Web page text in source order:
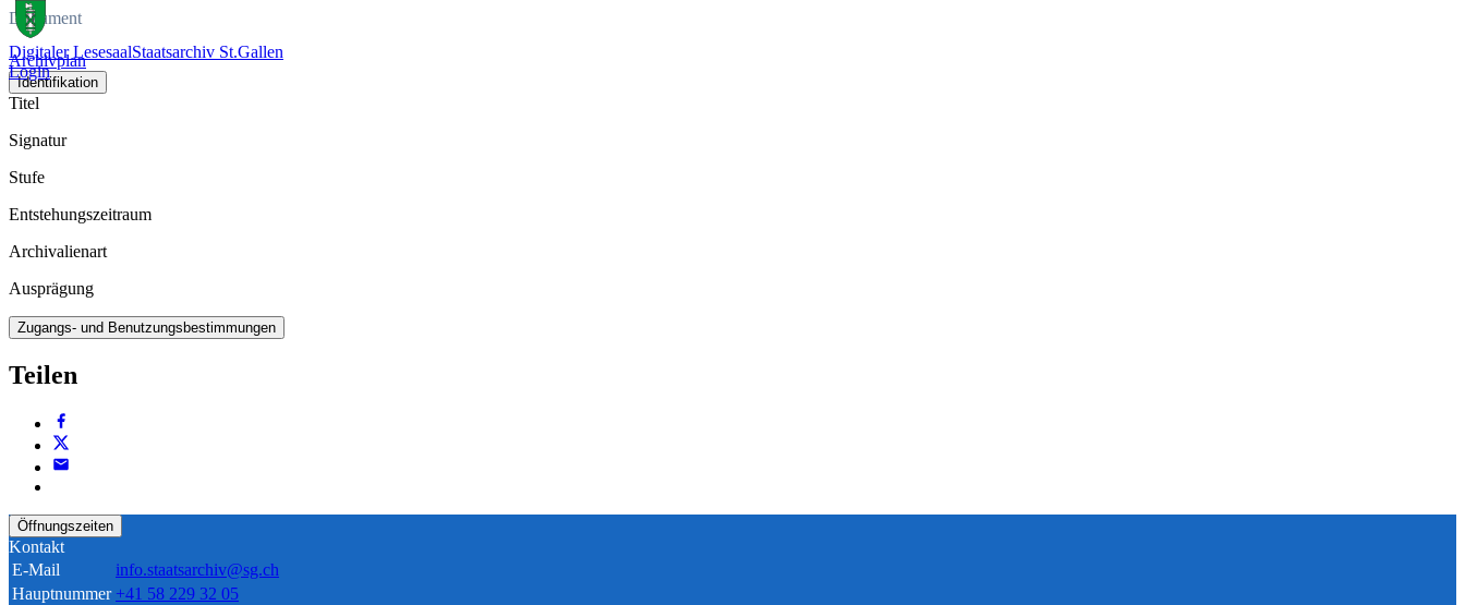
Digitaler LesesaalStaatsarchiv St.Gallen
Login
Dokument
Archivplan
Identifikation
Titel
Signatur
Stufe
Entstehungszeitraum
Archivalienart
Ausprägung
Zugangs- und Benutzungsbestimmungen
Teilen
Öffnungszeiten
Kontakt
E-Mail
info.staatsarchiv@sg.ch
Hauptnummer +41 58 229 32 05